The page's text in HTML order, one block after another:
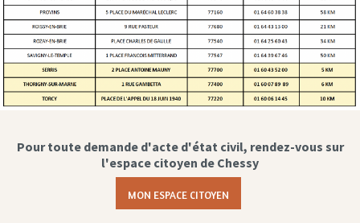
Pour toute demande d'acte d'état civil, rendez-vous sur
l'espace citoyen de Chessy
MON ESPACE CITOYEN